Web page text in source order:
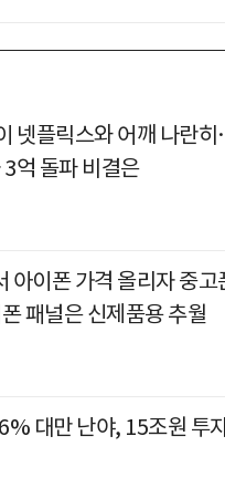
넷플릭스와 어깨 나란
억 돌파 비결은
아이폰 가격 올리자 중고
패널은 신제품용 추월
대만 난야, 15조원 투